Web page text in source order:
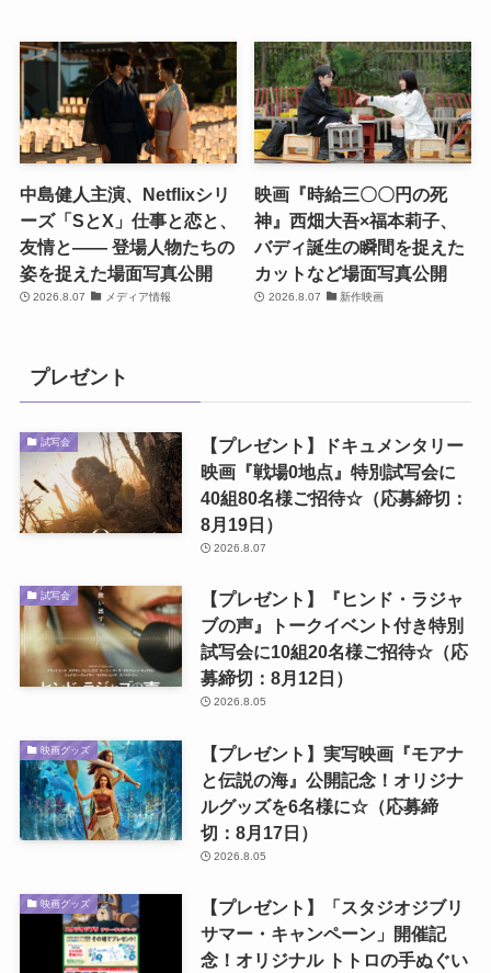
中島健人主演、Netflixシリ
ーズ「SとX」仕事と恋と、
友情と―― 登場人物たちの
姿を捉えた場面写真公開
2026.8.07 メディア情報
映画『時給三〇〇円の死
神』西畑大吾×福本莉子、
バディ誕生の瞬間を捉えた
カットなど場面写真公開
2026.8.07 新作映画
プレゼント
試写会
【プレゼント】ドキュメンタリー
映画『戦場0地点』特別試写会に
40組80名様ご招待☆（応募締切：
8月19日）
2026.8.07
試写会
【プレゼント】『ヒンド・ラジャ
ブの声』トークイベント付き特別
試写会に10組20名様ご招待☆（応
募締切：8月12日）
2026.8.05
映画グッズ
【プレゼント】実写映画『モアナ
と伝説の海』公開記念！オリジナ
ルグッズを6名様に☆（応募締
切：8月17日）
2026.8.05
映画グッズ
【プレゼント】「スタジオジブリ
サマー・キャンペーン」開催記
念！オリジナル トトロの手ぬぐい